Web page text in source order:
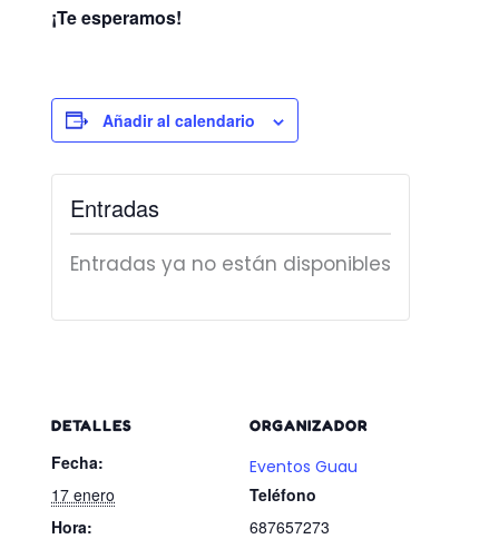
¡Te esperamos!
Añadir al calendario
DETALLES
Fecha:
17 enero
Hora:
ORGANIZADOR
Eventos Guau
Teléfono
687657273
Entradas
Entradas ya no están disponibles